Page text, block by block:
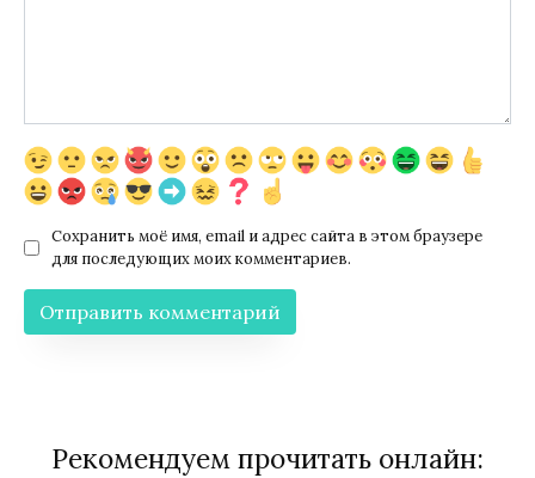
Сохранить моё имя, email и адрес сайта в этом браузере
для последующих моих комментариев.
Рекомендуем прочитать онлайн: